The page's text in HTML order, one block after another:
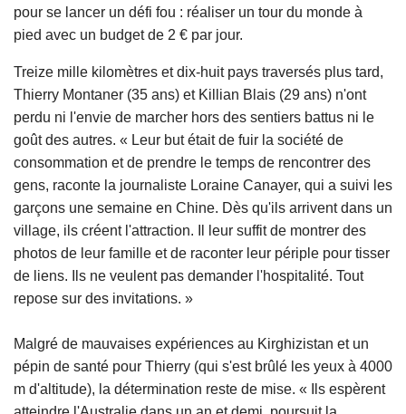
pour se lancer un défi fou : réaliser un tour du monde à
pied avec un budget de 2 € par jour.
Treize mille kilomètres et dix-huit pays traversés plus tard,
Thierry Montaner (35 ans) et Killian Blais (29 ans) n'ont
perdu ni l'envie de marcher hors des sentiers battus ni le
goût des autres. « Leur but était de fuir la société de
consommation et de prendre le temps de rencontrer des
gens, raconte la journaliste Loraine Canayer, qui a suivi les
garçons une semaine en Chine. Dès qu'ils arrivent dans un
village, ils créent l'attraction. Il leur suffit de montrer des
photos de leur famille et de raconter leur périple pour tisser
de liens. Ils ne veulent pas demander l'hospitalité. Tout
repose sur des invitations. »
Malgré de mauvaises expériences au Kirghizistan et un
pépin de santé pour Thierry (qui s'est brûlé les yeux à 4000
m d'altitude), la détermination reste de mise. « Ils espèrent